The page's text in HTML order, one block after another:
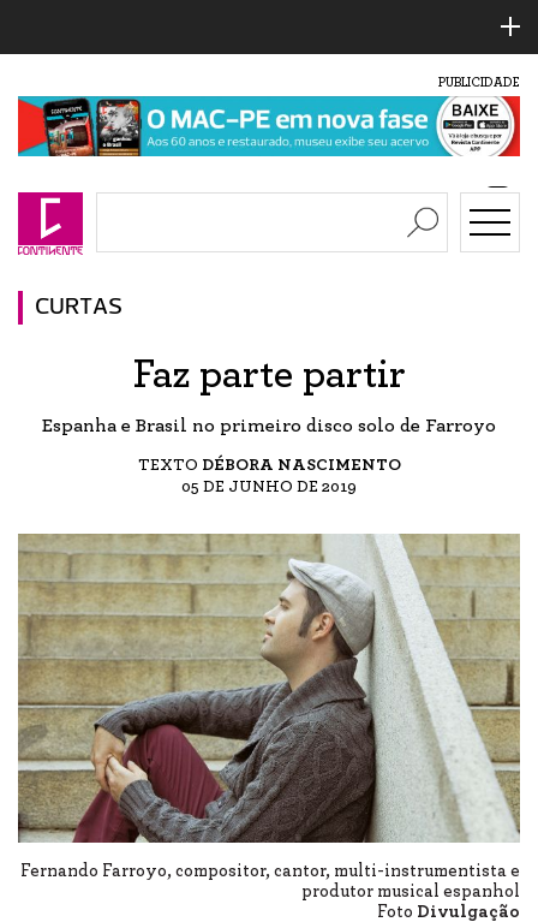
PUBLICIDADE
CURTAS
Faz parte partir
Espanha e Brasil no primeiro disco solo de Farroyo
TEXTO DÉBORA NASCIMENTO
05 DE JUNHO DE 2019
Fernando Farroyo, compositor, cantor, multi-instrumentista e
produtor musical espanhol
Foto Divulgação